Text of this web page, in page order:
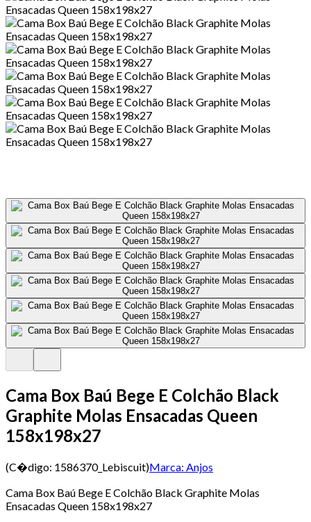
Cama Box Baú Bege E Colchão Black
Graphite Molas Ensacadas Queen
158x198x27
(C�digo: 1586370_Lebiscuit)Marca: Anjos
Cama Box Baú Bege E Colchão Black Graphite Molas
Ensacadas Queen 158x198x27